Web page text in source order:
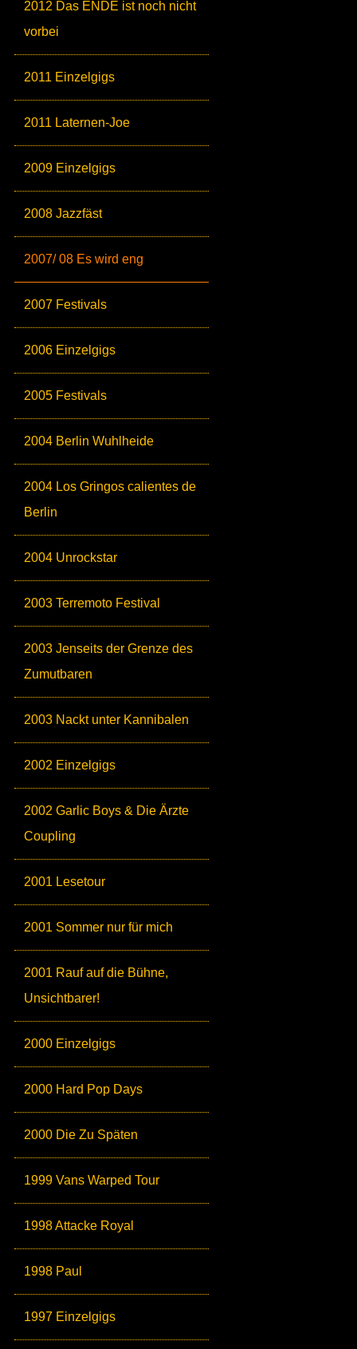
2012 Das ENDE ist noch nicht
vorbei
2011 Einzelgigs
2011 Laternen-Joe
2009 Einzelgigs
2008 Jazzfäst
2007/ 08 Es wird eng
2007 Festivals
2006 Einzelgigs
2005 Festivals
2004 Berlin Wuhlheide
2004 Los Gringos calientes de
Berlin
2004 Unrockstar
2003 Terremoto Festival
2003 Jenseits der Grenze des
Zumutbaren
2003 Nackt unter Kannibalen
2002 Einzelgigs
2002 Garlic Boys & Die Ärzte
Coupling
2001 Lesetour
2001 Sommer nur für mich
2001 Rauf auf die Bühne,
Unsichtbarer!
2000 Einzelgigs
2000 Hard Pop Days
2000 Die Zu Späten
1999 Vans Warped Tour
1998 Attacke Royal
1998 Paul
1997 Einzelgigs